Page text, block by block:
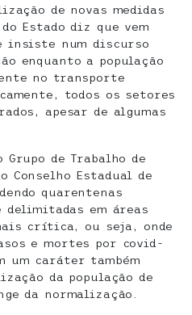
de novas medidas
Estado diz que vem
insiste num discurso
enquanto a população
no transporte
todos os setores
apesar de algumas
de Trabalho de
Conselho Estadual de
quarentenas
em áreas
crítica, ou seja, onde
e mortes por covid-
um caráter também
da população de
da normalização.